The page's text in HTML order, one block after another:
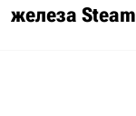
железа Steam